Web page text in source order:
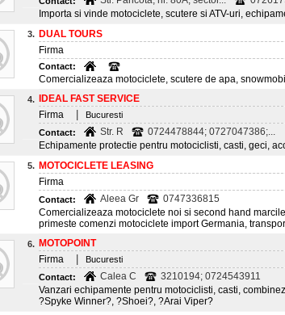
Importa si vinde motociclete, scutere si ATV-uri,
3. DUAL TOURS
Firma
Contact:
Comercializeaza motociclete, scutere de apa,
4.
IDEAL FAST SERVICE
Firma
Bucuresti
Contact:
Str. R
0724478844; 0727047386;...
Echipamente protectie pentru motociclisti, casti, geci,
5. MOTOCICLETE LEASING
Firma
Contact:
Aleea Gr
0747336815
Comercializeaza motociclete noi si second hand
primeste comenzi motociclete import Germania,
6. MOTOPOINT
Firma
Bucuresti
Contact:
Calea C
3210194; 0724543911
Vanzari echipamente pentru motociclisti, casti,
?Spyke Winner?, ?Shoei?, ?Arai Viper?